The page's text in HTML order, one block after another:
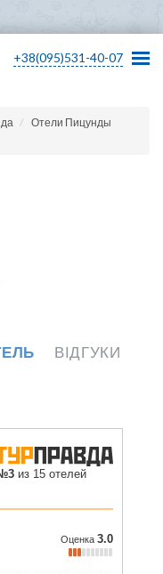
+38(095)531-40-07
Отели Пицунды
ВІДГУКИ